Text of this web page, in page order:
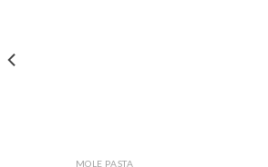
MOLE PASTA